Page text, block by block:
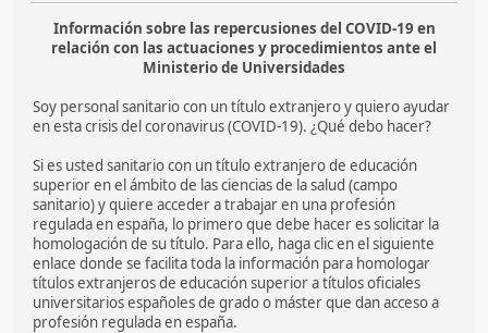
Información sobre las repercusiones del COVID-19 en
relación con las actuaciones y procedimientos ante el
Ministerio de Universidades
Soy personal sanitario con un título extranjero y quiero ayudar
en esta crisis del coronavirus (COVID-19). ¿Qué debo hacer?
Si es usted sanitario con un título extranjero de educación
superior en el ámbito de las ciencias de la salud (campo
sanitario) y quiere acceder a trabajar en una profesión
regulada en españa, lo primero que debe hacer es solicitar la
homologación de su título. Para ello, haga clic en el siguiente
enlace donde se facilita toda la información para homologar
títulos extranjeros de educación superior a títulos oficiales
universitarios españoles de grado o máster que dan acceso a
profesión regulada en españa.